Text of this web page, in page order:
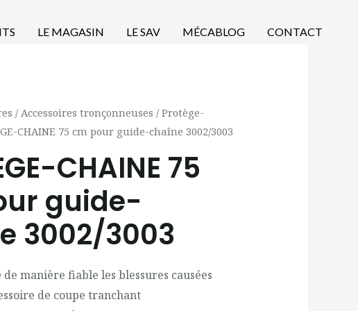
LE MAGASIN LE SAV MÉCABLOG CONTACT
/Accessoires tronçonneuses /Protège-
CHAINE 75 cm pour guide-chaîne 3002/3003
CHAINE 75
guide-
3002/3003
de manière fiable les blessures causées
de coupe tranchant